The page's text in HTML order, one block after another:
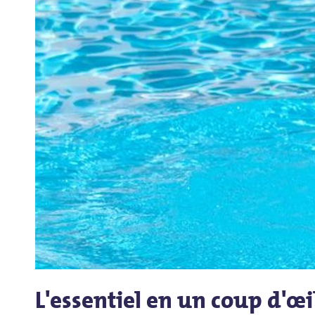
L'essentiel en un coup